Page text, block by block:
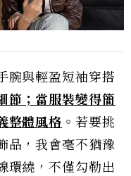
腕與輕盈短袖穿搭
節；當服裝變得簡
整體風格 。若要挑
品，我會毫不猶豫
環繞，不僅勾勒出